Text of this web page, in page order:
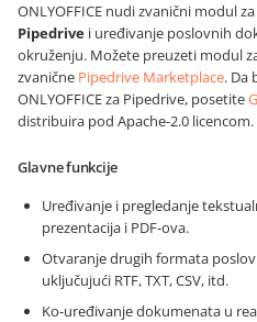
ONLYOFFICE nudi zvanični modul
Pipedrive i uređivanje poslovnih
okruženju. Možete preuzeti modul
zvanične Pipedrive Marketplace. Da
ONLYOFFICE za Pipedrive, posetite
distribuira pod Apache-2.0 licencom.
Glavne funkcije
Uređivanje i pregledanje
prezentacija i PDF-ova.
Otvaranje drugih formata
uključujući RTF, TXT, CSV, itd.
Ko-uređivanje dokumenata u